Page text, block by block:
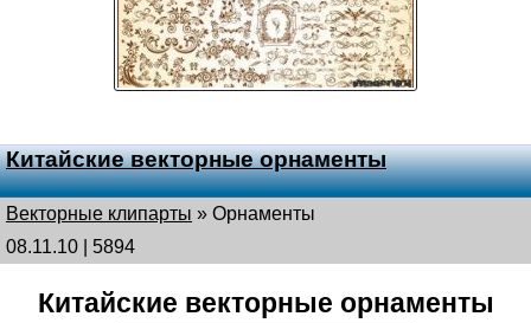
Китайские векторные орнаменты
Векторные клипарты » Орнаменты
08.11.10 | 5894
Китайские векторные орнаменты